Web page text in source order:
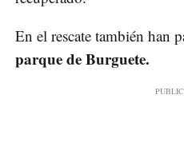
En el rescate también han
parque de Burguete.